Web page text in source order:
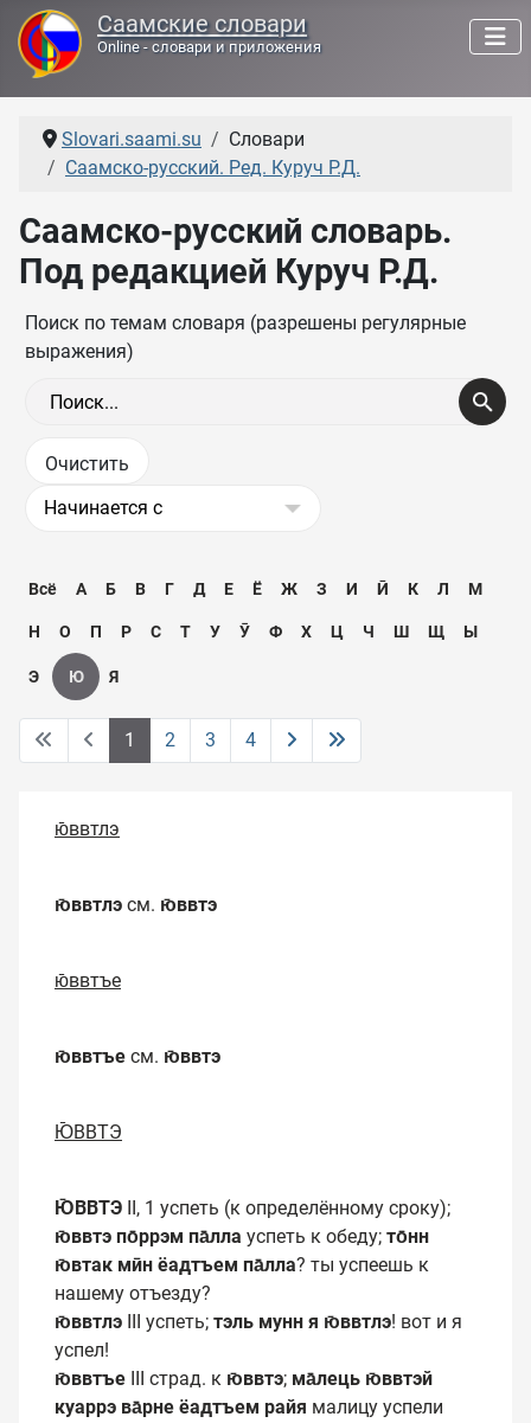
Саамские словари
Online - словари и приложения
Slovari.saami.su
Словари
Саамско-русский. Ред. Куруч Р.Д.
Саамско-русский словарь.
Под редакцией Куруч Р.Д.
Поиск по темам словаря (разрешены регулярные
выражения)
Всё А Б В Г Д Е Ё Ж З И Ӣ К Л М
Н О П Р С Т У Ӯ Ф Х Ц Ч Ш Щ Ы
Э Ю Я
1 2 3 4
ю̄ввтлэ
ю̄ввтлэ см. ю̄ввтэ
ю̄ввтъе
ю̄ввтъе см. ю̄ввтэ
Ю̄ВВТЭ
Ю̄ВВТЭ II, 1 успеть (к определённому сроку);
ю̄ввтэ по̄ррэм па̄лла успеть к обеду; то̄нн
ю̄втак мӣн ёадтъем па̄лла? ты успеешь к
нашему отъезду?
ю̄ввтлэ III успеть; тэль мунн я ю̄ввтлэ! вот и я
успел!
ю̄ввтъе III страд. к ю̄ввтэ; ма̄лець ю̄ввтэй
куаррэ ва̄рне ёадтъем райя малицу успели